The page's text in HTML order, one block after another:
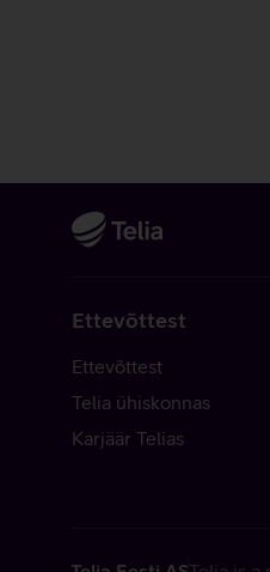
Ettevõttest
Ettevõttest
Telia ühiskonnas
Karjäär Telias